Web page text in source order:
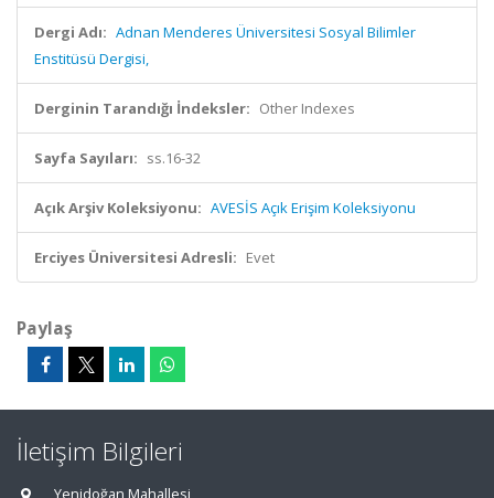
Dergi Adı: Adnan Menderes Üniversitesi Sosyal Bilimler
Enstitüsü Dergisi,
Derginin Tarandığı İndeksler: Other Indexes
Sayfa Sayıları: ss.16-32
Açık Arşiv Koleksiyonu: AVESİS Açık Erişim Koleksiyonu
Erciyes Üniversitesi Adresli: Evet
Paylaş
İletişim Bilgileri
Yenidoğan Mahallesi